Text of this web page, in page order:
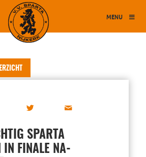
MENU
SPARTA
IN FINALE NA-